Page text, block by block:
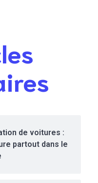
de voitures :
partout dans le